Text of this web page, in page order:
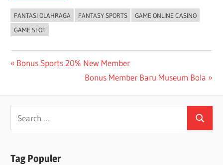
FANTASI OLAHRAGA FANTASY SPORTS
GAME ONLINE CASINO
GAME SLOT
Post
Previous
Bonus Sports 20% New Member
Next
Bonus Member Baru Museum Bola
Search
for:
Search
Tag Populer